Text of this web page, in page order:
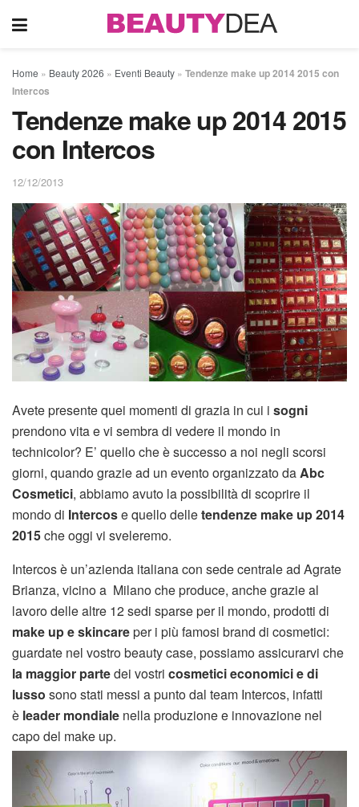
Home » Beauty 2026 » Eventi Beauty » Tendenze make up 2014 2015 con
Intercos
Tendenze make up 2014 2015
con Intercos
12/12/2013
Avete presente quei momenti di grazia in cui i sogni
prendono vita e vi sembra di vedere il mondo in
technicolor? E’ quello che è successo a noi negli scorsi
giorni, quando grazie ad un evento organizzato daAbc
Cosmetici, abbiamo avuto la possibilità di scoprire il
mondo di Intercose quello delletendenze make up 2014
2015che oggi vi sveleremo.
Intercos è un’azienda italiana con sede centrale ad Agrate
Brianza, vicino a Milano che produce, anche grazie al
lavoro delle altre 12 sedi sparse per il mondo, prodotti di
make up e skincareper i più famosi brand di cosmetici:
guardate nel vostro beauty case, possiamo assicurarvi che
la maggior partedei vostri cosmetici economici e di
lusso sono stati messi a punto dal team Intercos, infatti
è leader mondiale nella produzione e innovazione nel
capo del make up.